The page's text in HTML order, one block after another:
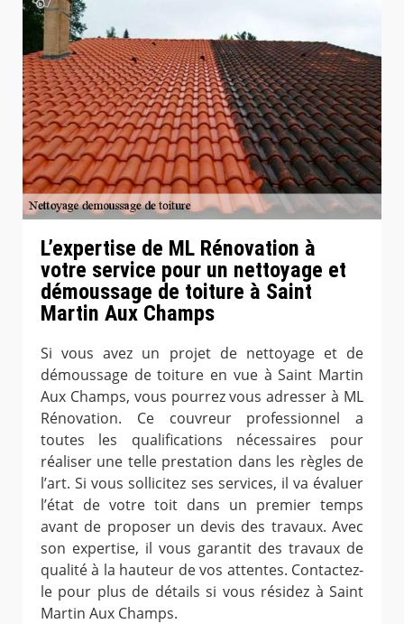
L’expertise de ML Rénovation à
votre service pour un nettoyage et
démoussage de toiture à Saint
Martin Aux Champs
Si vous avez un projet de nettoyage et de
démoussage de toiture en vue à Saint Martin
Aux Champs, vous pourrez vous adresser à ML
Rénovation. Ce couvreur professionnel a
toutes les qualifications nécessaires pour
réaliser une telle prestation dans les règles de
l’art. Si vous sollicitez ses services, il va évaluer
l’état de votre toit dans un premier temps
avant de proposer un devis des travaux. Avec
son expertise, il vous garantit des travaux de
qualité à la hauteur de vos attentes. Contactez-
le pour plus de détails si vous résidez à Saint
Martin Aux Champs.